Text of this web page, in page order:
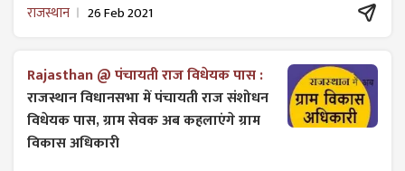
राजस्थान 26 Feb 2021
Rajasthan @ पंचायती राज विधेयक पास :
राजस्थान विधानसभा में पंचायती राज ​संशोधन
विधेयक पास, ग्राम सेवक अब कहलाएंगे ग्राम
विकास अधिकारी